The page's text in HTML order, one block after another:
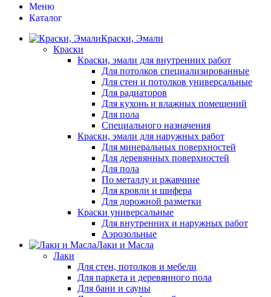
Меню
Каталог
Краски, Эмали
Краски
Краски, эмали для внутренних работ
Для потолков специализированные
Для стен и потолков универсальные
Для радиаторов
Для кухонь и влажных помещений
Для пола
Специального назначения
Краски, эмали для наружных работ
Для минеральных поверхностей
Для деревянных поверхностей
Для пола
По металлу и ржавчине
Для кровли и шифера
Для дорожной разметки
Краски универсальные
Для внутренних и наружных работ
Аэрозольные
Лаки и Масла
Лаки
Для стен, потолков и мебели
Для паркета и деревянного пола
Для бани и сауны